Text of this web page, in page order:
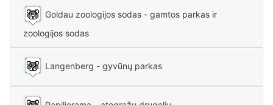
Goldau zoologijos sodas - gamtos parkas ir
zoologijos sodas
Langenberg - gyvūnų parkas